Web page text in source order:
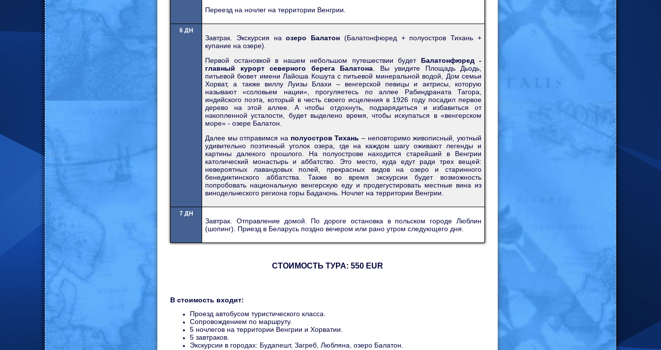
Переезд на ночлег на территории Венгрии.
6 ДН
Завтрак. Экскурсия наозеро Балатон (Балатонфюред + полуостров Тихань +
купание на озере).
Первой остановкой в нашем небольшом путешествии будет Балатонфюред -
главный курорт северного берега Балатона . Вы увидите Площадь Дьодь,
питьевой бювет имени Лайоша Кошута с питьевой минеральной водой, Дом семьи
Хорват, а также виллу Луизы Блахи – венгерской певицы и актрисы, которую
называют «соловьем нации», прогуляетесь по аллее Рабиндраната Тагора,
индийского поэта, который в честь своего исцеления в 1926 году посадил первое
дерево на этой аллее. А чтобы отдохнуть, подзарядиться и избавиться от
накопленной усталости, будет выделено время, чтобы искупаться в «венгерском
море» - озере Балатон.
Далее мы отправимся на полуостров Тихань – неповторимо живописный, уютный
удивительно поэтичный уголок озера, где на каждом шагу оживают легенды и
картины далекого прошлого. На полуострове находится старейший в Венгрии
католический монастырь и аббатство. Это место, куда едут ради трех вещей:
невероятных лавандовых полей, прекрасных видов на озеро и старинного
бенедиктинского аббатства. Также во время экскурсии будет возможность
попробовать национальную венгерскую еду и продегустировать местные вина из
винодельческого региона горы Бадачонь. Ночлег на территории Венгрии.
7 ДН
Завтрак. Отправление домой. По дороге остановка в польском городе Люблин
(шопинг). Приезд в Беларусь поздно вечером или рано утром следующего дня.
СТОИМОСТЬ ТУРА: 550 EUR
В стоимость входит:
Проезд автобусом туристического класса.
Сопровождением по маршруту.
5 ночлегов на территории Венгрии и Хорватии.
5 завтраков.
Экскурсии в городах: Будапешт, Загреб, Любляна, озеро Балатон.